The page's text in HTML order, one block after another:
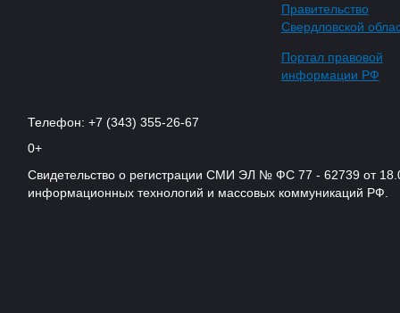
Правительство
Свердловской
Портал правовой
информации РФ
Телефон: +7 (343) 355-26-67
0+
Свидетельство о регистрации СМИ ЭЛ № ФС 77 - 62739 от
информационных технологий и массовых коммуникаций РФ.